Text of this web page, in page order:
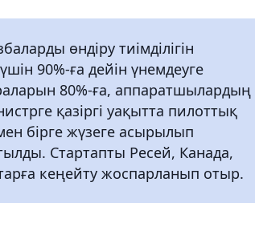
өндіру тиімділігін
90%-ға дейін үнемдеуге
80%-ға, аппаратшылардың
қазіргі уақытта пилоттық
бірге жүзеге асырылып
Стартапты Ресей, Канада,
кеңейту жоспарланып отыр.